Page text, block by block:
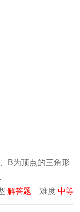
B为顶点的三角形
解答题 难度 中等